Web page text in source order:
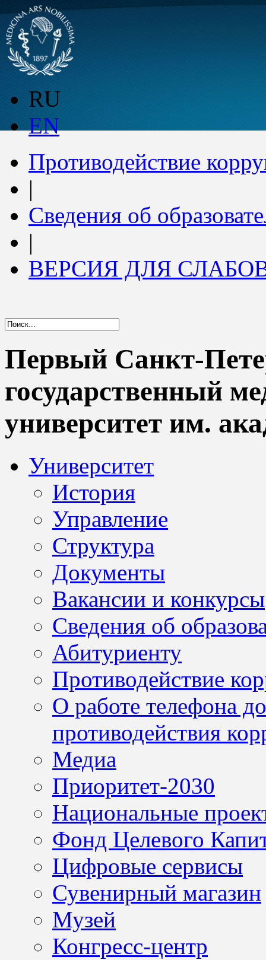
RU
EN
Противодействие
|
Сведения об
|
ВЕРСИЯ ДЛЯ
Первый Санкт-
государственный
университет им.
Университет
История
Управление
Структура
Документы
Вакансии и конкурсы
Сведения об
Абитуриенту
Противодействие
О работе телефона
противодействия
Медиа
Приоритет-2030
Национальные
Фонд Целевого
Цифровые сервисы
Сувенирный магазин
Музей
Конгресс-центр